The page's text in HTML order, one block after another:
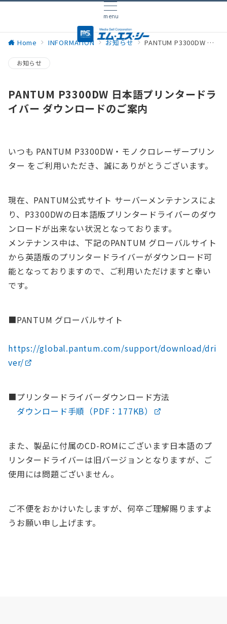
menu
Home INFORMATION お知らせ PANTUM P3300DW 日本語プリンタードライバー ダウンロードのご案内
お知らせ
PANTUM P3300DW 日本語プリンタードラ
イバー ダウンロードのご案内
いつも PANTUM P3300DW・モノクロレーザープリン
ター をご利用いただき、誠にありがとうございます。
現在、PANTUM公式サイト サーバーメンテナンスによ
り、P3300DWの日本語版プリンタードライバーのダウ
ンロードが出来ない状況となっております。
メンテナンス中は、下記のPANTUM グローバルサイト
から英語版のプリンタードライバーがダウンロード可
能となっておりますので、ご利用いただけますと幸い
です。
■PANTUM グローバルサイト
https://global.pantum.com/support/download/dri
ver/
■プリンタードライバーダウンロード方法
ダウンロード手順（PDF：177KB）
また、製品に付属のCD-ROMにございます日本語のプ
リンタードライバーは旧バージョンとなりますが、ご
使用には問題ございません。
ご不便をおかけいたしますが、何卒ご理解賜りますよ
うお願い申し上げます。